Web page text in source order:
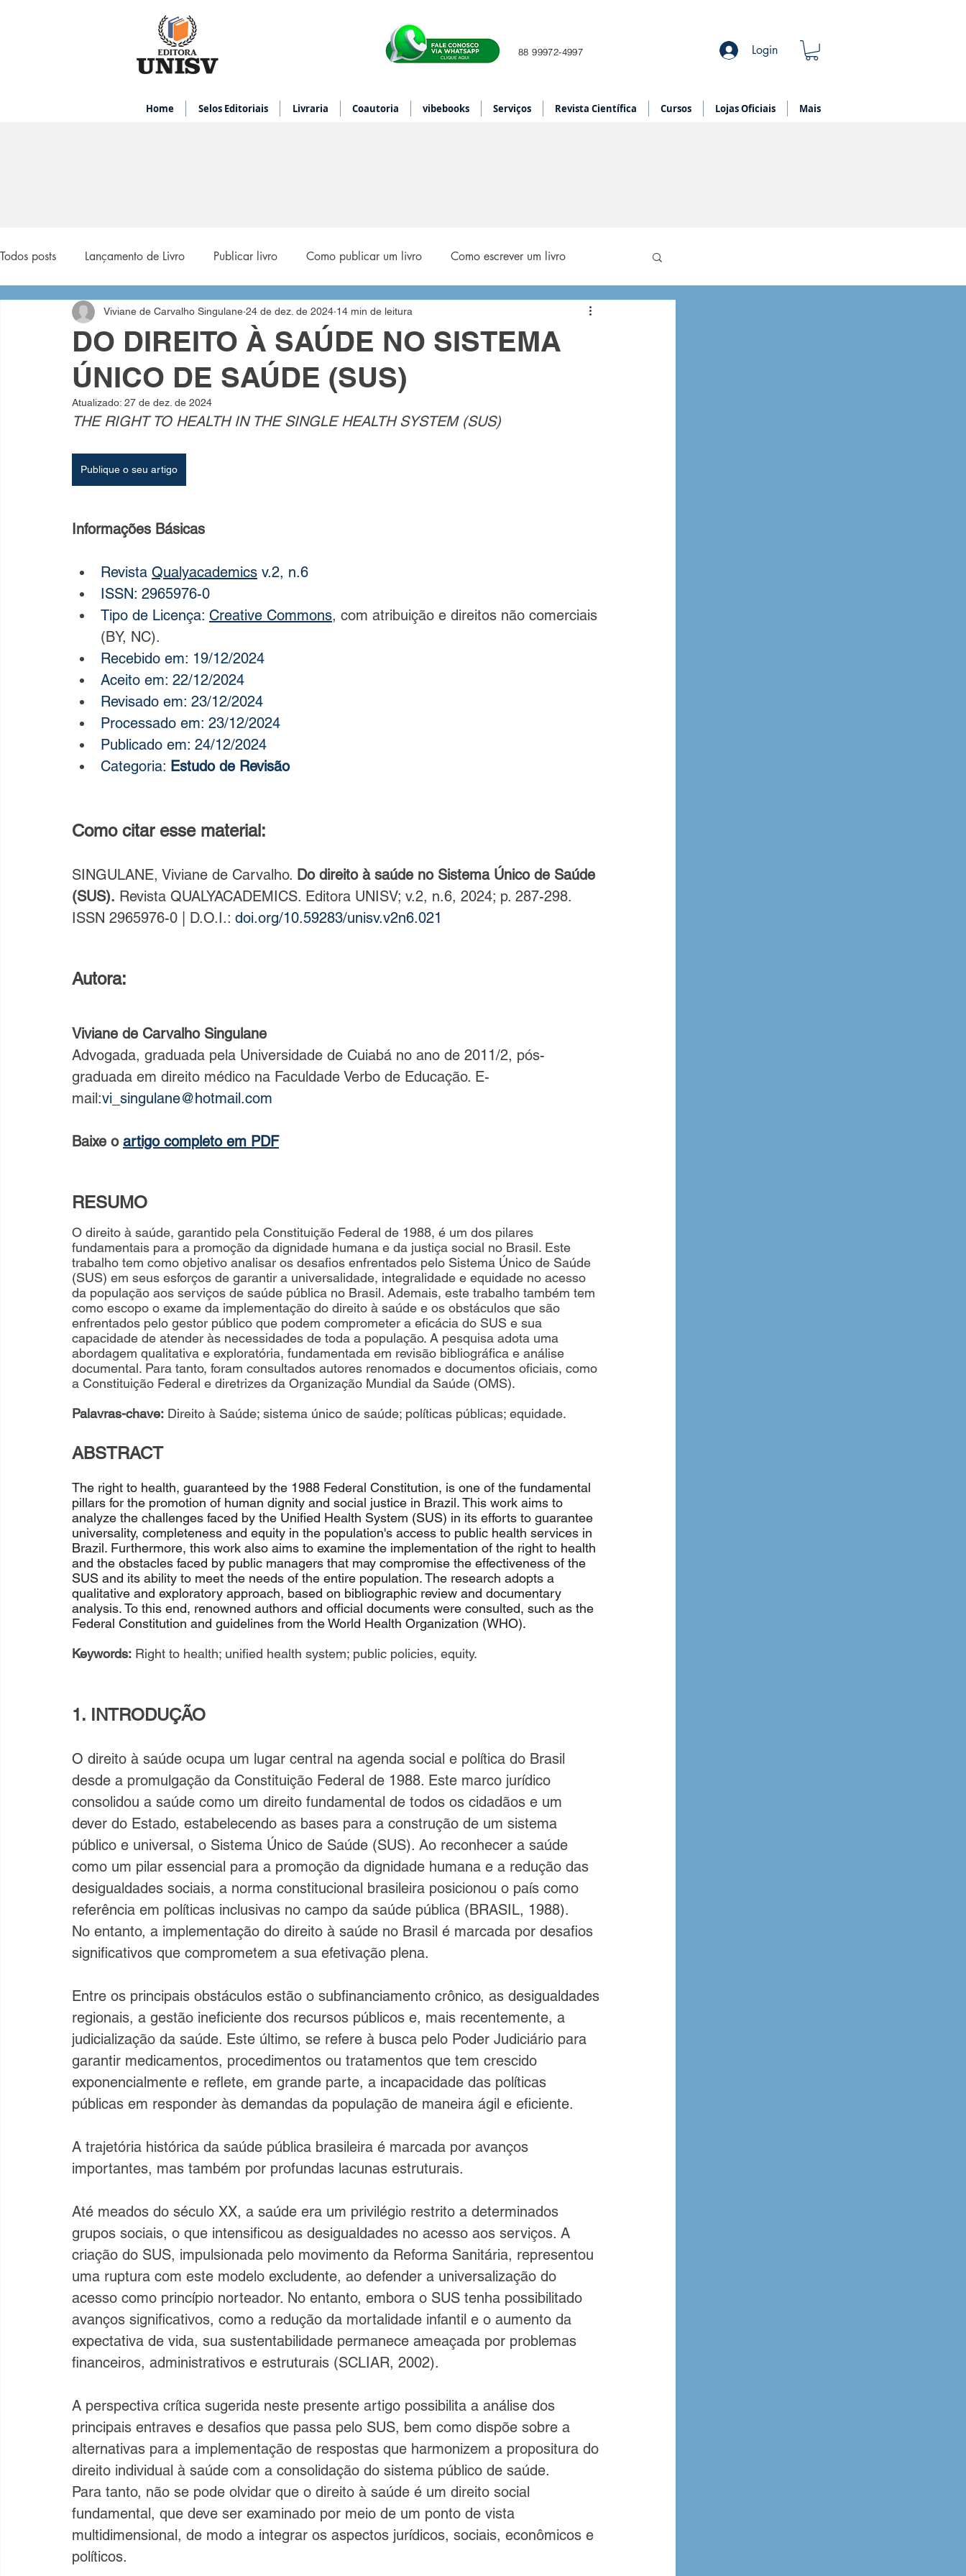
88 99972-4997 Login
Home Selos Editoriais Livraria Coautoria vibebooks Serviços Revista Científica Cursos Lojas Oficiais Mais
Todos posts Lançamento de Livro Publicar livro Como publicar um livro Como escrever um livro
melhores livros de vendas GHOST WRITING Ghost Writer diagramação de livro
como diagramar um livro revisão de livro revisão ortográfica e gramatical
Polícia Militar Assédio moral odontologia Medicina veterinária
Jurisprudência Direito fundamental
DO DIREITO À SAÚDE NO SISTEMA
ÚNICO DE SAÚDE (SUS)
Viviane de Carvalho Singulane 24 de dez. de 2024 14 min de leitura
Atualizado: 27 de dez. de 2024
THE RIGHT TO HEALTH IN THE SINGLE HEALTH SYSTEM (SUS)
Publique o seu artigo
Informações Básicas
Revista Qualyacademics v.2, n.6
ISSN: 2965976-0
Tipo de Licença: Creative Commons, com atribuição e direitos não comerciais
(BY, NC).
Recebido em: 19/12/2024
Aceito em: 22/12/2024
Revisado em: 23/12/2024
Processado em: 23/12/2024
Publicado em: 24/12/2024
Categoria: Estudo de Revisão
Como citar esse material:
SINGULANE, Viviane de Carvalho. Do direito à saúde no Sistema Único de Saúde
(SUS). Revista QUALYACADEMICS. Editora UNISV; v.2, n.6, 2024; p. 287-298.
ISSN 2965976-0 | D.O.I.: doi.org/10.59283/unisv.v2n6.021
Autora:
Viviane de Carvalho Singulane
Advogada, graduada pela Universidade de Cuiabá no ano de 2011/2, pós-
graduada em direito médico na Faculdade Verbo de Educação. E-
mail:vi_singulane@hotmail.com
Baixe o artigo completo em PDF
RESUMO
O direito à saúde, garantido pela Constituição Federal de 1988, é um dos pilares
fundamentais para a promoção da dignidade humana e da justiça social no Brasil. Este
trabalho tem como objetivo analisar os desafios enfrentados pelo Sistema Único de Saúde
(SUS) em seus esforços de garantir a universalidade, integralidade e equidade no acesso
da população aos serviços de saúde pública no Brasil. Ademais, este trabalho também tem
como escopo o exame da implementação do direito à saúde e os obstáculos que são
enfrentados pelo gestor público que podem comprometer a eficácia do SUS e sua
capacidade de atender às necessidades de toda a população. A pesquisa adota uma
abordagem qualitativa e exploratória, fundamentada em revisão bibliográfica e análise
documental. Para tanto, foram consultados autores renomados e documentos oficiais, como
a Constituição Federal e diretrizes da Organização Mundial da Saúde (OMS).
Palavras-chave: Direito à Saúde; sistema único de saúde; políticas públicas; equidade.
ABSTRACT
The right to health, guaranteed by the 1988 Federal Constitution, is one of the fundamental
pillars for the promotion of human dignity and social justice in Brazil. This work aims to
analyze the challenges faced by the Unified Health System (SUS) in its efforts to guarantee
universality, completeness and equity in the population's access to public health services in
Brazil. Furthermore, this work also aims to examine the implementation of the right to health
and the obstacles faced by public managers that may compromise the effectiveness of the
SUS and its ability to meet the needs of the entire population. The research adopts a
qualitative and exploratory approach, based on bibliographic review and documentary
analysis. To this end, renowned authors and official documents were consulted, such as the
Federal Constitution and guidelines from the World Health Organization (WHO).
Keywords: Right to health; unified health system; public policies, equity.
1. INTRODUÇÃO
O direito à saúde ocupa um lugar central na agenda social e política do Brasil
desde a promulgação da Constituição Federal de 1988. Este marco jurídico
consolidou a saúde como um direito fundamental de todos os cidadãos e um
dever do Estado, estabelecendo as bases para a construção de um sistema
público e universal, o Sistema Único de Saúde (SUS). Ao reconhecer a saúde
como um pilar essencial para a promoção da dignidade humana e a redução das
desigualdades sociais, a norma constitucional brasileira posicionou o país como
referência em políticas inclusivas no campo da saúde pública (BRASIL, 1988).
No entanto, a implementação do direito à saúde no Brasil é marcada por desafios
significativos que comprometem a sua efetivação plena.
Entre os principais obstáculos estão o subfinanciamento crônico, as desigualdades
regionais, a gestão ineficiente dos recursos públicos e, mais recentemente, a
judicialização da saúde. Este último, se refere à busca pelo Poder Judiciário para
garantir medicamentos, procedimentos ou tratamentos que tem crescido
exponencialmente e reflete, em grande parte, a incapacidade das políticas
públicas em responder às demandas da população de maneira ágil e eficiente.
A trajetória histórica da saúde pública brasileira é marcada por avanços
importantes, mas também por profundas lacunas estruturais.
Até meados do século XX, a saúde era um privilégio restrito a determinados
grupos sociais, o que intensificou as desigualdades no acesso aos serviços. A
criação do SUS, impulsionada pelo movimento da Reforma Sanitária, representou
uma ruptura com este modelo excludente, ao defender a universalização do
acesso como princípio norteador. No entanto, embora o SUS tenha possibilitado
avanços significativos, como a redução da mortalidade infantil e o aumento da
expectativa de vida, sua sustentabilidade permanece ameaçada por problemas
financeiros, administrativos e estruturais (SCLIAR, 2002).
A perspectiva crítica sugerida neste presente artigo possibilita a análise dos
principais entraves e desafios que passa pelo SUS, bem como dispõe sobre a
alternativas para a implementação de respostas que harmonizem a propositura do
direito individual à saúde com a consolidação do sistema público de saúde.
Para tanto, não se pode olvidar que o direito à saúde é um direito social
fundamental, que deve ser examinado por meio de um ponto de vista
multidimensional, de modo a integrar os aspectos jurídicos, sociais, econômicos e
políticos.